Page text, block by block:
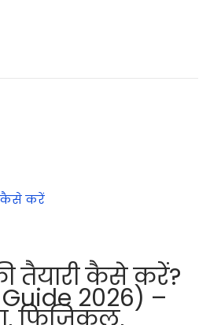
तैयारी कैसे करें?
2026) –